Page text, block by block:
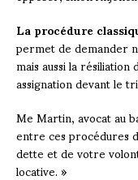
La procédure
permet de demander
mais aussi la
assignation devant le
Me Martin, avocat au
entre ces procédures
dette et de votre
locative. »